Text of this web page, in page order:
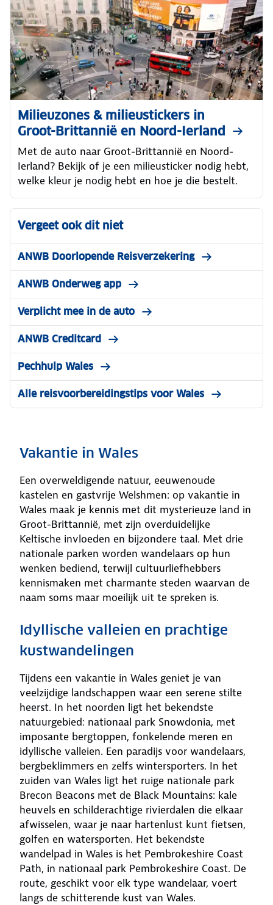
Milieuzones & milieustickers in
Groot-Brittannië en Noord-Ierland
Met de auto naar Groot-Brittannië en Noord-
Ierland? Bekijk of je een milieusticker nodig hebt,
welke kleur je nodig hebt en hoe je die bestelt.
Vergeet ook dit niet
ANWB Doorlopende Reisverzekering
ANWB Onderweg app
Verplicht mee in de auto
ANWB Creditcard
Pechhulp Wales
Alle reisvoorbereidingstips voor Wales
Vakantie in Wales
Een overweldigende natuur, eeuwenoude
kastelen en gastvrije Welshmen: op vakantie in
Wales maak je kennis met dit mysterieuze land in
Groot-Brittannië, met zijn overduidelijke
Keltische invloeden en bijzondere taal. Met drie
nationale parken worden wandelaars op hun
wenken bediend, terwijl cultuurliefhebbers
kennismaken met charmante steden waarvan de
naam soms maar moeilijk uit te spreken is.
Idyllische valleien en prachtige
kustwandelingen
Tijdens een vakantie in Wales geniet je van
veelzijdige landschappen waar een serene stilte
heerst. In het noorden ligt het bekendste
natuurgebied: nationaal park Snowdonia, met
imposante bergtoppen, fonkelende meren en
idyllische valleien. Een paradijs voor wandelaars,
bergbeklimmers en zelfs wintersporters. In het
zuiden van Wales ligt het ruige nationale park
Brecon Beacons met de Black Mountains: kale
heuvels en schilderachtige rivierdalen die elkaar
afwisselen, waar je naar hartenlust kunt fietsen,
golfen en watersporten. Het bekendste
wandelpad in Wales is het Pembrokeshire Coast
Path, in nationaal park Pembrokeshire Coast. De
route, geschikt voor elk type wandelaar, voert
langs de schitterende kust van Wales.